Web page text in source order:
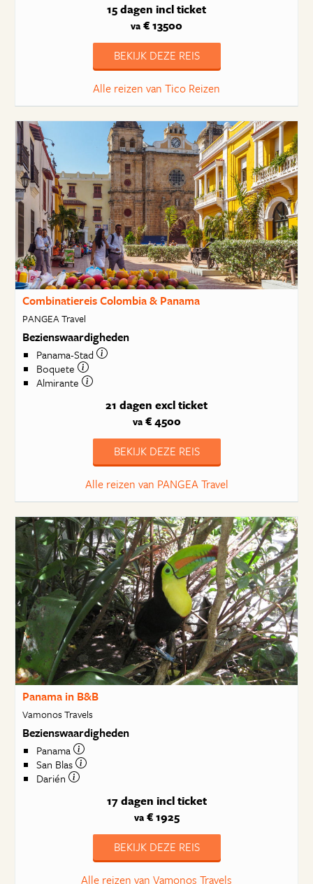
15 dagen incl ticket
va € 13500
BEKIJK DEZE REIS
Alle reizen van Tico Reizen
Combinatiereis Colombia & Panama
PANGEA Travel
Bezienswaardigheden
Panama-Stad
Boquete
Almirante
21 dagen excl ticket
va€ 4500
BEKIJK DEZE REIS
Alle reizen van PANGEA Travel
Panama in B&B
Vamonos Travels
Bezienswaardigheden
Panama
San Blas
Darién
17 dagen incl ticket
va€ 1925
BEKIJK DEZE REIS
Alle reizen van Vamonos Travels